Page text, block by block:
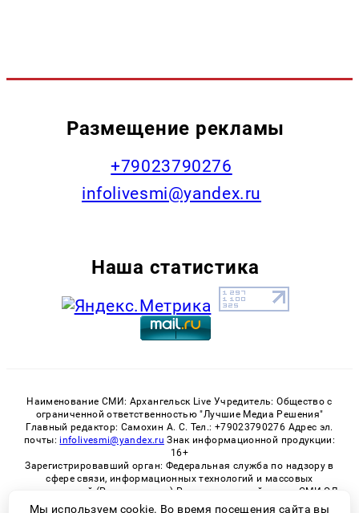
Размещение рекламы
+79023790276
infolivesmi@yandex.ru
Наша статистика
Наименование СМИ: Архангельск Live Учредитель: Общество с
ограниченной ответственностью "Лучшие Медиа Решения"
Главный редактор: Самохин А. С. Тел.: +79023790276 Адрес эл.
почты: infolivesmi@yandex.ru Знак информационной продукции:
16+
Зарегистрировавший орган: Федеральная служба по надзору в
сфере связи, информационных технологий и массовых
коммуникаций (Роскомнадзор) Регистрационный номер СМИ ЭЛ
№ ФС 77 - 82533 от 21.01.2022
Мы используем cookie. Во время посещения сайта вы